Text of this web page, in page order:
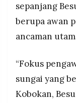
sepanjang
berupa awan
ancaman
“Fokus
sungai yang
Kobokan,